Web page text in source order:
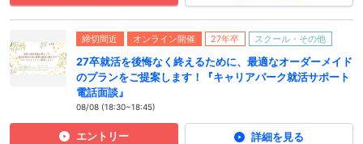
締切間近 オンライン開催 27年卒 スクール・その他
27卒就活を後悔なく終えるために、最適なオーダーメイド
のプランをご提案します！『キャリアパーク就活サポート
電話面談』
08/08 (18:30~18:45)
エントリー 詳細を見る